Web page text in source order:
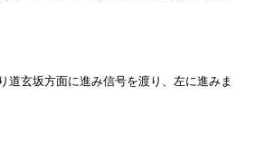
道玄坂方面に進み信号を渡り、左に進みま